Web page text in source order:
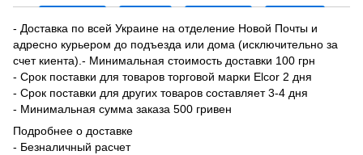
- Доставка по всей Украине на отделение Новой Почты и
адресно курьером до подъезда или дома (исключительно за
счет киента).- Минимальная стоимость доставки 100 грн
- Срок поставки для товаров торговой марки Elcor 2 дня
- Срок поставки для других товаров составляет 3-4 дня
- Минимальная сумма заказа 500 гривен
Подробнее о доставке
- Безналичный расчет